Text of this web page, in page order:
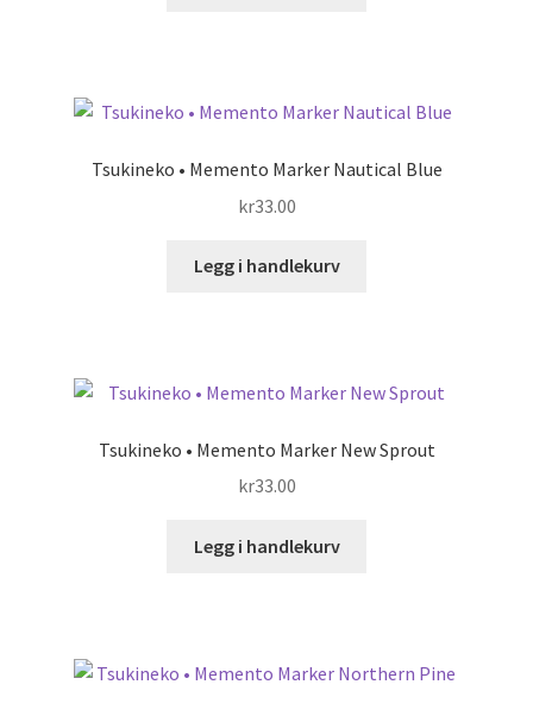
Tsukineko • Memento Marker Nautical Blue
kr33.00
Legg i handlekurv
Tsukineko • Memento Marker New Sprout
kr33.00
Legg i handlekurv